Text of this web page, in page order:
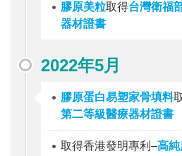
膠原美粒取得台灣衛福
器材證書
2022年5月
膠原蛋白易塑家骨填料
第二等級醫療器材證書
取得香港發明專利–高